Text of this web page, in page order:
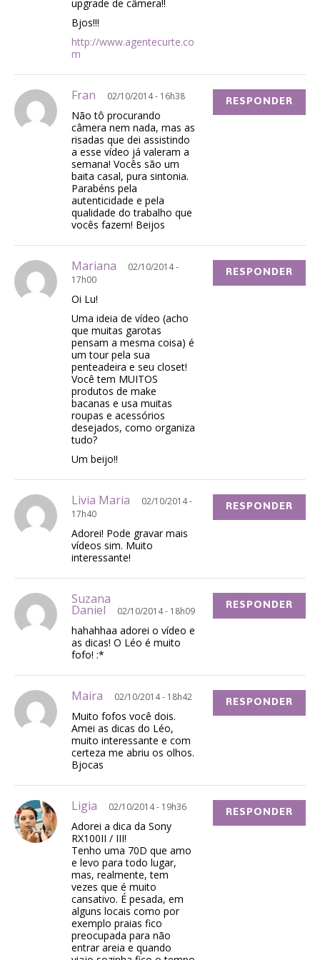
upgrade de câmera!!
Bjos!!!
http://www.agentecurte.co
m
Fran 02/10/2014 - 16h38
Não tô procurando
câmera nem nada, mas as
risadas que dei assistindo
a esse vídeo já valeram a
semana! Vocês são um
baita casal, pura sintonia.
Parabéns pela
autenticidade e pela
qualidade do trabalho que
vocês fazem! Beijos
RESPONDER
Mariana
02/10/2014 -
17h00
Oi Lu!
Uma ideia de vídeo (acho
que muitas garotas
pensam a mesma coisa) é
um tour pela sua
penteadeira e seu closet!
Você tem MUITOS
produtos de make
bacanas e usa muitas
roupas e acessórios
desejados, como organiza
tudo?
Um beijo!!
RESPONDER
Livia Maria
02/10/2014 -
17h40
Adorei! Pode gravar mais
vídeos sim. Muito
interessante!
RESPONDER
Suzana
Daniel 02/10/2014 - 18h09
hahahhaa adorei o vídeo e
as dicas! O Léo é muito
fofo! :*
RESPONDER
Maira 02/10/2014 - 18h42
Muito fofos você dois.
Amei as dicas do Léo,
muito interessante e com
certeza me abriu os olhos.
Bjocas
RESPONDER
Ligia 02/10/2014 - 19h36
Adorei a dica da Sony
RX100II / III!
Tenho uma 70D que amo
e levo para todo lugar,
mas, realmente, tem
vezes que é muito
cansativo. É pesada, em
alguns locais como por
exemplo praias fico
preocupada para não
entrar areia e quando
RESPONDER